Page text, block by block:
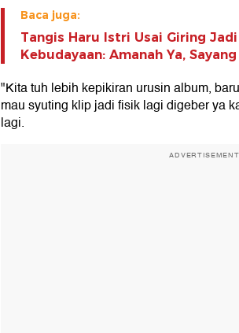
Baca juga:
Tangis Haru Istri Usai Giring
Kebudayaan: Amanah Ya, Sayang
"Kita tuh lebih kepikiran urusin album,
mau syuting klip jadi fisik lagi digeber ya
lagi.
ADVERTISEMENT